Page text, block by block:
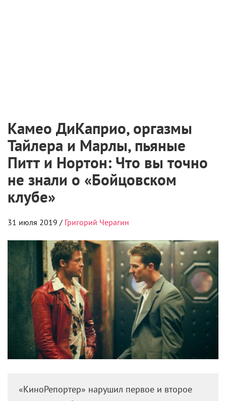
Камео ДиКаприо, оргазмы
Тайлера и Марлы, пьяные
Питт и Нортон: Что вы точно
не знали о «Бойцовском
клубе»
31 июля 2019 / Григорий Черагин
«КиноРепортер» нарушил первое и второе